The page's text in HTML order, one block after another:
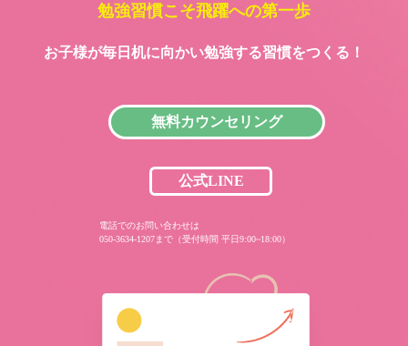
勉強習慣こそ飛躍への第一歩
お子様が毎日机に向かい勉強する習慣をつくる！
無料カウンセリング
公式LINE
電話でのお問い合わせは
050-3634-1207まで（受付時間 平日9:00~18:00）